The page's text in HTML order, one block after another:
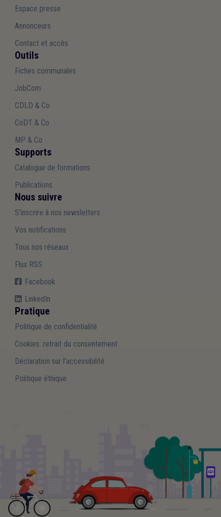
Espace presse
Annonceurs
Contact et accès
Outils
Fiches communales
JobCom
CDLD & Co
CoDT & Co
MP & Co
Supports
Catalogue de formations
Publications
Nous suivre
S'inscrire à nos newsletters
Vos notifications
Tous nos réseaux
Flux RSS
Facebook
LinkedIn
Pratique
Politique de confidentialité
Cookies: retrait du consentement
Déclaration sur l'accessibilité
Politique éthique